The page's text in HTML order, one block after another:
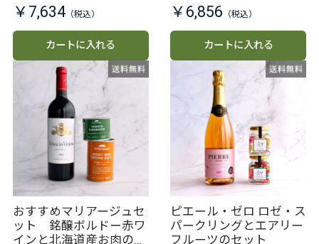
￥7,634
カートに入れる
￥6,856
カートに入れる
おすすめマリアージュセ
ット 銘醸ボルドー赤ワ
インと北海道産お肉のお
ピエール・ゼロ ロゼ・ス
パークリングとエアリー
フルーツのセット